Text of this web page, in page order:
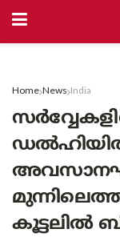
Home News India
കൂട്ടലില്‍